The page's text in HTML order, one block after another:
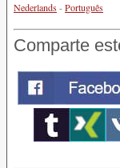
Nederlands-Português
Comparte